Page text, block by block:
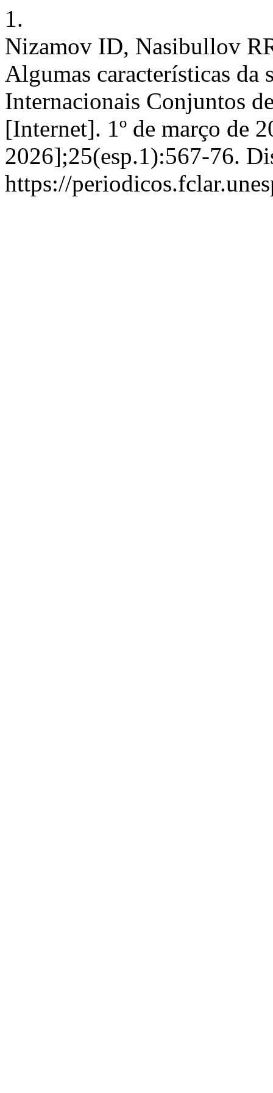
1.
Nizamov ID, Nasibullov
Algumas características da
Internacionais Conjuntos
[Internet]. 1º de março de
2026];25(esp.1):567-76.
https://